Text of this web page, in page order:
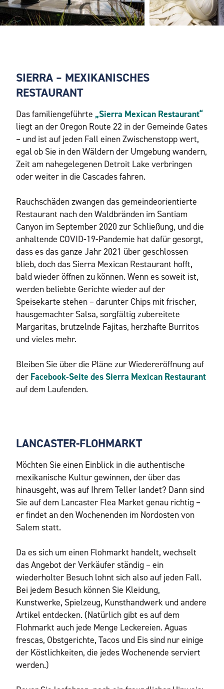
SIERRA – MEXIKANISCHES
RESTAURANT
Das familiengeführte „Sierra Mexican Restaurant“
liegt an der Oregon Route 22 in der Gemeinde Gates
– und ist auf jeden Fall einen Zwischenstopp wert,
egal ob Sie in den Wäldern der Umgebung wandern,
Zeit am nahegelegenen Detroit Lake verbringen
oder weiter in die Cascades fahren.
Rauchschäden zwangen das gemeindeorientierte
Restaurant nach den Waldbränden im Santiam
Canyon im September 2020 zur Schließung, und die
anhaltende COVID-19-Pandemie hat dafür gesorgt,
dass es das ganze Jahr 2021 über geschlossen
blieb, doch das Sierra Mexican Restaurant hofft,
bald wieder öffnen zu können. Wenn es soweit ist,
werden beliebte Gerichte wieder auf der
Speisekarte stehen – darunter Chips mit frischer,
hausgemachter Salsa, sorgfältig zubereitete
Margaritas, brutzelnde Fajitas, herzhafte Burritos
und vieles mehr.
Bleiben Sie über die Pläne zur Wiedereröffnung auf
der Facebook-Seite des Sierra Mexican Restaurant
auf dem Laufenden.
LANCASTER-FLOHMARKT
Möchten Sie einen Einblick in die authentische
mexikanische Kultur gewinnen, der über das
hinausgeht, was auf Ihrem Teller landet? Dann sind
Sie auf dem Lancaster Flea Market genau richtig –
er findet an den Wochenenden im Nordosten von
Salem statt.
Da es sich um einen Flohmarkt handelt, wechselt
das Angebot der Verkäufer ständig – ein
wiederholter Besuch lohnt sich also auf jeden Fall.
Bei jedem Besuch können Sie Kleidung,
Kunstwerke, Spielzeug, Kunsthandwerk und andere
Artikel entdecken. (Natürlich gibt es auf dem
Flohmarkt auch jede Menge Leckereien. Aguas
frescas, Obstgerichte, Tacos und Eis sind nur einige
der Köstlichkeiten, die jedes Wochenende serviert
werden.)